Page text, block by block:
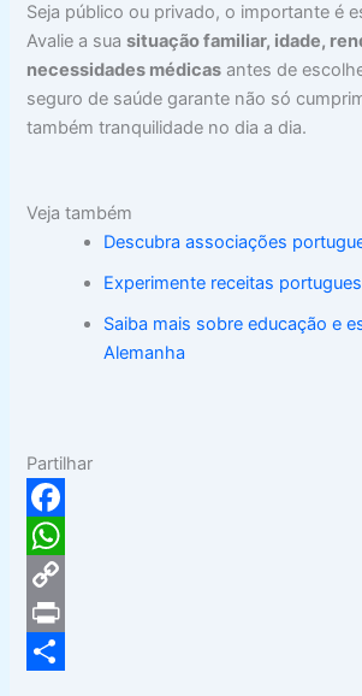
Seja público ou privado, o importante é
Avalie a suasituação familiar, idade,
necessidades médicas antes de
seguro de saúde garante não só
também tranquilidade no dia a dia.
Veja também
Descubra associações
Experimente receitas
Saiba mais sobre educação e
Alemanha
Partilhar
F
a
c
e
W
h
a
C
oP